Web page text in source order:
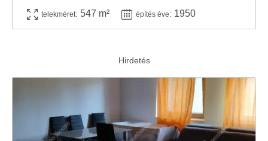
telekméret: 547 m² építés éve: 1950